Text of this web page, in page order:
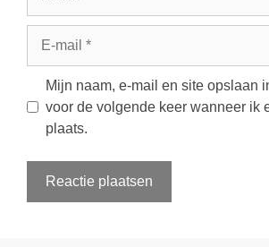
Mijn naam, e-mail en site opslaan
voor de volgende keer wanneer ik
plaats.